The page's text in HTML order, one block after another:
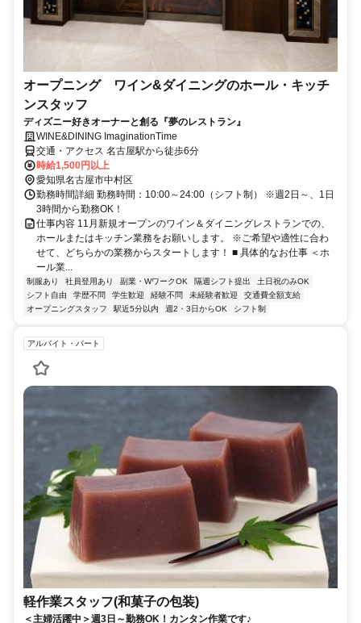
オープニング ワイン&ダイニングのホール・キッチ
ンスタッフ
ディズニー好きオーナーと創る『夢のレストラン』
WINE&DINING ImaginationTime
交通・アクセス 名古屋駅から徒歩6分
時給1,500円以上
愛知県名古屋市中村区
勤務時間詳細 勤務時間：10:00～24:00（シフト制） ※週2日～、1日
3時間から勤務OK！
仕事内容 11月新規オープンのワイン＆ダイニングレストランでの、
ホールまたはキッチン業務をお願いします。 ※ご希望や適性に合わ
せて、どちらかの業務からスタートします！ ■ 具体的なお仕事 ＜ホ
ール業...
制服あり 社員登用あり 副業・WワークOK 隔週シフト提出
土日祝のみOK
シフト自由
学歴不問 学生歓迎 経験不問 未経験者歓迎
交通費全額支給
オープニングスタッフ
駅近5分以内 週2・3日からOK シフト制
アルバイト・パート
軽作業スタッフ(和菓子の包装)
＜主婦活躍中＞週3日～勤務OK！カンタン作業です♪